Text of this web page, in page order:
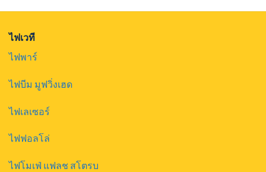
ไฟเวที
ไฟพาร์
ไฟบีม มูฟวิ่งเฮด
ไฟเลเซอร์
ไฟฟอลโล่
ไฟโมเฟ่ แฟลช สโตรบ